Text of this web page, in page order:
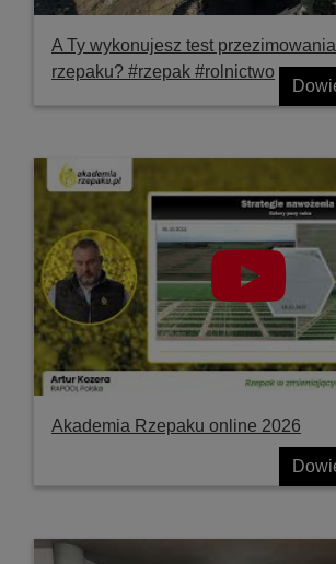
A Ty wykonujesz test
rzepaku? #rzepak #rolnictwo
Akademia Rzepaku online 2026